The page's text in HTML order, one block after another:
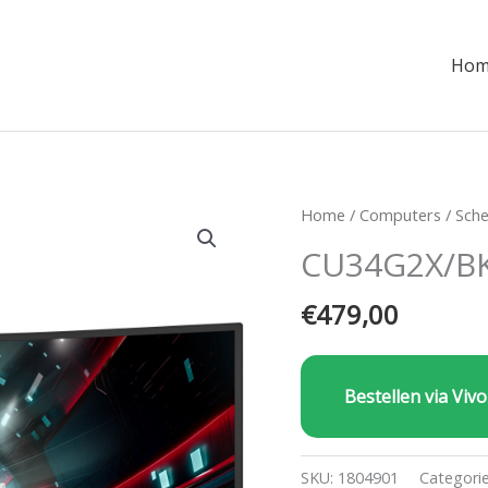
Home / Computers /
CU34G2X/
€479,00
Bestellen via
SKU: 1804901